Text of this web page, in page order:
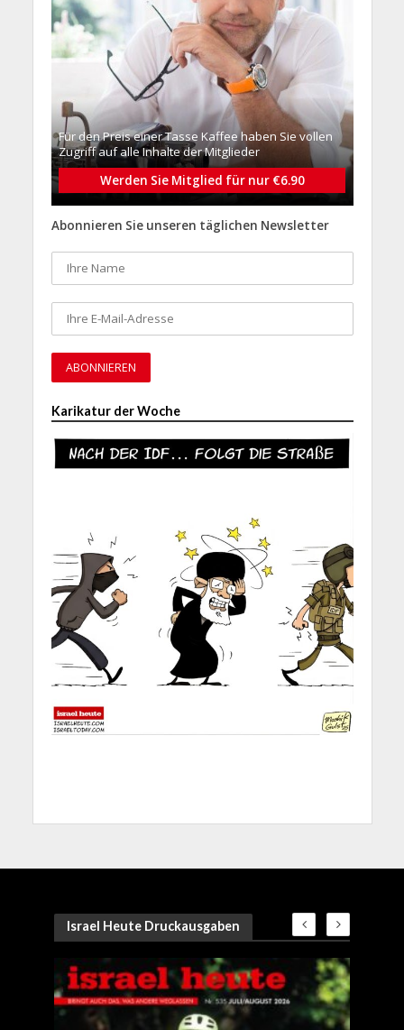
Für den Preis einer Tasse Kaffee haben Sie vollen
Zugriff auf alle Inhalte der Mitglieder
Werden Sie Mitglied für nur €6.90
Abonnieren Sie unseren täglichen Newsletter
Karikatur der Woche
Israel Heute Druckausgaben